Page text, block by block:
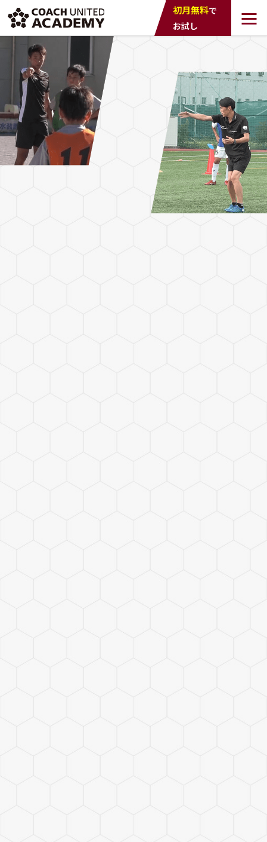
COACH UNTED
ACADEMY
初月無料で
お試し